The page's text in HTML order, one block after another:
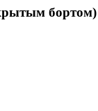
бортом)